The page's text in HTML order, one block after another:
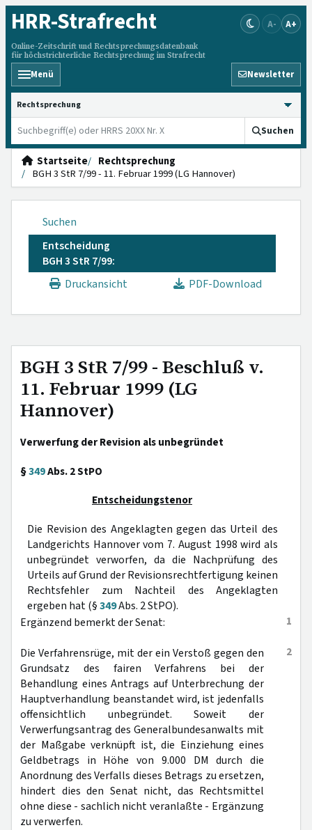
HRR-Strafrecht
Online-Zeitschrift und Rechtsprechungsdatenbank
für höchstrichterliche Rechtsprechung im Strafrecht
A- A+
Menü Newsletter
HRRS durchsuchen
Suchen
Startseite
Rechtsprechung
BGH 3 StR 7/99 - 11. Februar 1999 (LG Hannover)
Suchen
Entscheidung
BGH 3 StR 7/99:
Druckansicht
PDF-Download
BGH 3 StR 7/99 - Beschluß v.
11. Februar 1999 (LG
Hannover)
Verwerfung der Revision als unbegründet
§349Abs. 2 StPO
Entscheidungstenor
Die Revision des Angeklagten gegen das Urteil des
Landgerichts Hannover vom 7. August 1998 wird als
unbegründet verworfen, da die Nachprüfung des
Urteils auf Grund der Revisionsrechtfertigung keinen
Rechtsfehler zum Nachteil des Angeklagten
ergeben hat (§349Abs. 2 StPO).
1
Ergänzend bemerkt der Senat:
2
Die Verfahrensrüge, mit der ein Verstoß gegen den
Grundsatz des fairen Verfahrens bei der
Behandlung eines Antrags auf Unterbrechung der
Hauptverhandlung beanstandet wird, ist jedenfalls
offensichtlich unbegründet. Soweit der
Verwerfungsantrag des Generalbundesanwalts mit
der Maßgabe verknüpft ist, die Einziehung eines
Geldbetrags in Höhe von 9.000 DM durch die
Anordnung des Verfalls dieses Betrags zu ersetzen,
hindert dies den Senat nicht, das Rechtsmittel
ohne diese - sachlich nicht veranlaßte - Ergänzung
zu verwerfen.